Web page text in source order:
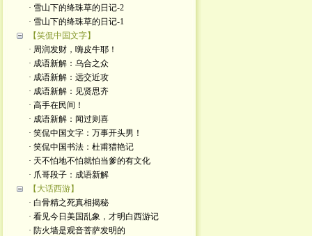
· 雪山下的绛珠草的日记-2
· 雪山下的绛珠草的日记-1
【笑侃中国文字】
· 周润发财，嗨皮牛耶！
· 成语新解：乌合之众
· 成语新解：远交近攻
· 成语新解：见贤思齐
· 高手在民间！
· 成语新解：闻过则喜
· 笑侃中国文字：万事开头男！
· 笑侃中国书法：杜甫猎艳记
· 天不怕地不怕就怕当爹的有文化
· 爪哥段子：成语新解
【大话西游】
· 白骨精之死真相揭秘
· 看见今日美国乱象，才明白西游记
· 防火墙是观音菩萨发明的